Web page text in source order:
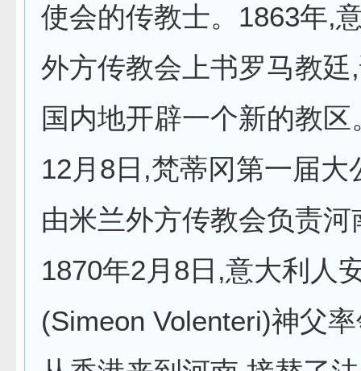
使会的传教士。1863年,
外方传教会上书罗马教廷
国内地开辟一个新的教区
12月8日,梵蒂冈第一届大
由米兰外方传教会负责河
1870年2月8日,意大利人
(Simeon Volenteri)神父